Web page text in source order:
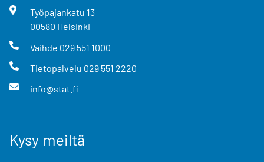
Työpajankatu 13
00580 Helsinki
Vaihde 029 551 1000
Tietopalvelu 029 551 2220
info@stat.fi
Kysy meiltä